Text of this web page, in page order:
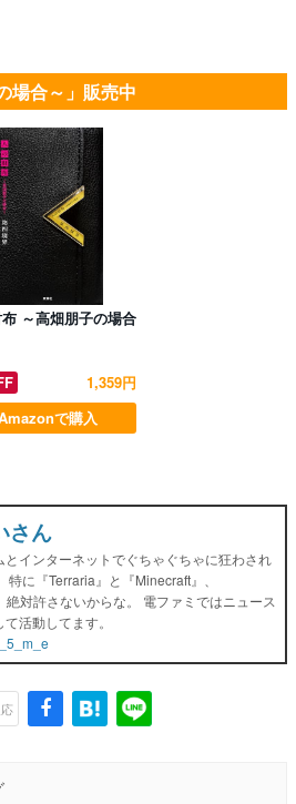
場合～」販売中
～高畑朋子の場合
1,359円
で購入
さん
とインターネットでぐちゃぐちゃに狂わされ
特に『Terraria』と『Minecraft』、
絶対許さないからな。 電ファミではニュース
活動してます。